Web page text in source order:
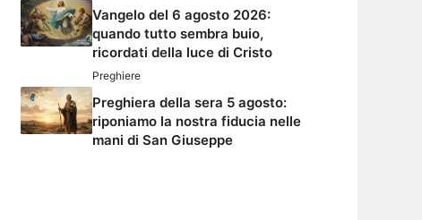
Vangelo del 6 agosto 2026:
quando tutto sembra buio,
ricordati della luce di Cristo
Preghiere
Preghiera della sera 5 agosto:
riponiamo la nostra fiducia nelle
mani di San Giuseppe